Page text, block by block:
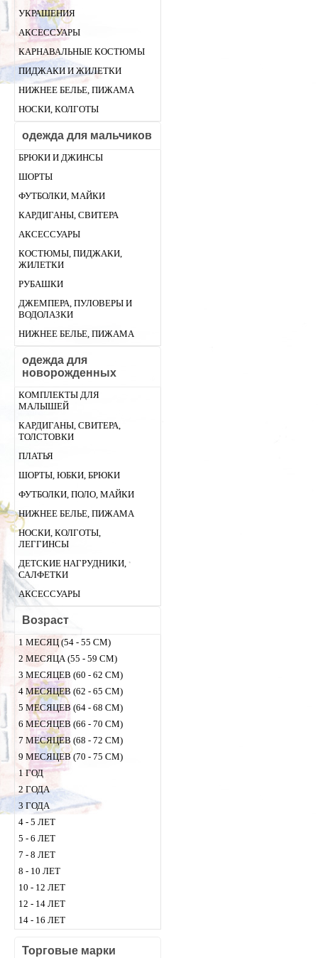
УКРАШЕНИЯ
АКСЕССУАРЫ
КАРНАВАЛЬНЫЕ КОСТЮМЫ
ПИДЖАКИ И ЖИЛЕТКИ
НИЖНЕЕ БЕЛЬЕ, ПИЖАМА
НОСКИ, КОЛГОТЫ
одежда для мальчиков
БРЮКИ И ДЖИНСЫ
ШОРТЫ
ФУТБОЛКИ, МАЙКИ
КАРДИГАНЫ, СВИТЕРА
АКСЕССУАРЫ
КОСТЮМЫ, ПИДЖАКИ,
ЖИЛЕТКИ
РУБАШКИ
ДЖЕМПЕРА, ПУЛОВЕРЫ И
ВОДОЛАЗКИ
НИЖНЕЕ БЕЛЬЕ, ПИЖАМА
одежда для
новорожденных
КОМПЛЕКТЫ ДЛЯ
МАЛЫШЕЙ
КАРДИГАНЫ, СВИТЕРА,
ТОЛСТОВКИ
ПЛАТЬЯ
ШОРТЫ, ЮБКИ, БРЮКИ
ФУТБОЛКИ, ПОЛО, МАЙКИ
НИЖНЕЕ БЕЛЬЕ, ПИЖАМА
НОСКИ, КОЛГОТЫ,
ЛЕГГИНСЫ
ДЕТСКИЕ НАГРУДНИКИ,
САЛФЕТКИ
АКСЕССУАРЫ
Возраст
1 МЕСЯЦ (54 - 55 СМ)
2 МЕСЯЦА (55 - 59 СМ)
3 МЕСЯЦЕВ (60 - 62 СМ)
4 МЕСЯЦЕВ (62 - 65 СМ)
5 МЕСЯЦЕВ (64 - 68 СМ)
6 МЕСЯЦЕВ (66 - 70 СМ)
7 МЕСЯЦЕВ (68 - 72 СМ)
9 МЕСЯЦЕВ (70 - 75 СМ)
1 ГОД
2 ГОДА
3 ГОДА
4 - 5 ЛЕТ
5 - 6 ЛЕТ
7 - 8 ЛЕТ
8 - 10 ЛЕТ
10 - 12 ЛЕТ
12 - 14 ЛЕТ
14 - 16 ЛЕТ
Торговые марки